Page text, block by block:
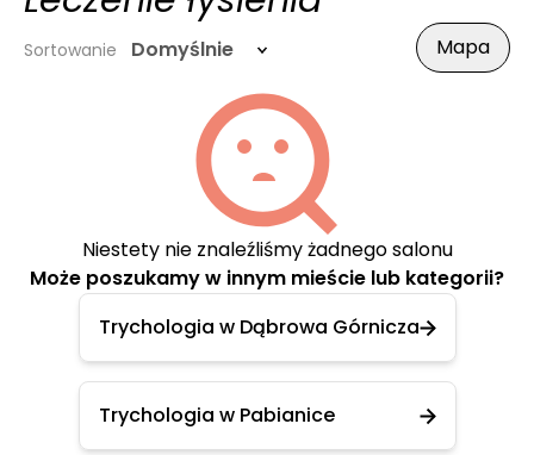
Sortowanie Domyślnie Mapa
Niestety nie znaleźliśmy żadnego salonu
Może poszukamy w innym mieście lub kategorii?
Trychologia w Dąbrowa Górnicza
Trychologia w Pabianice